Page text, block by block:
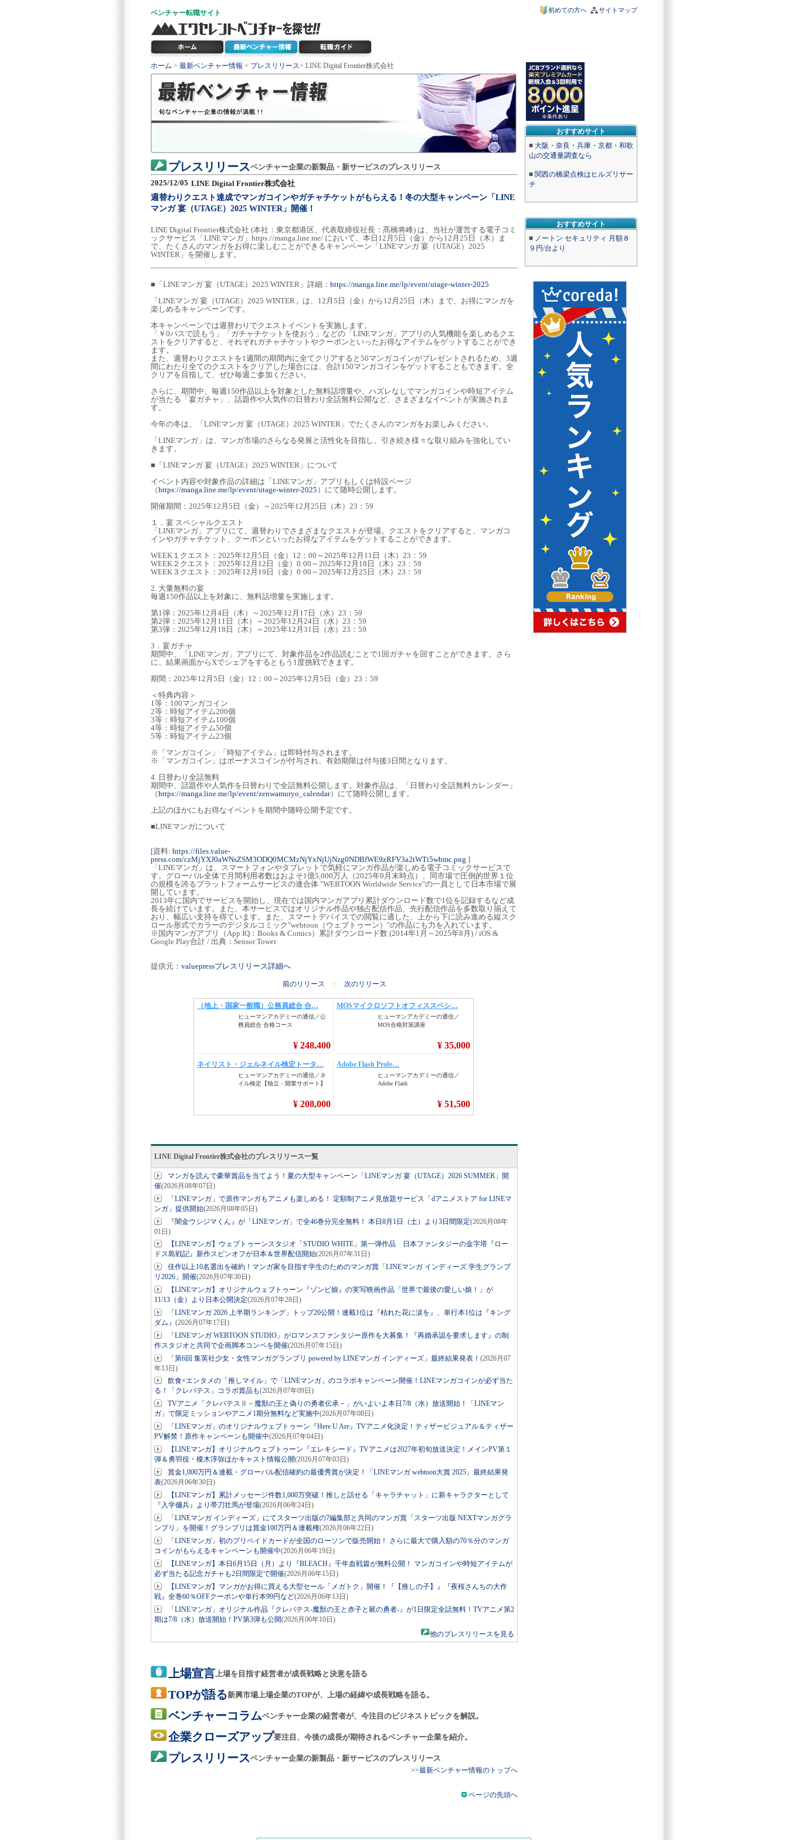
ベンチャー転職サイト サイトマップ
初めての方へ
おすすめサイト
■ 大阪・奈良・兵庫・京都・和歌
山の交通量調査なら
■ 関西の橋梁点検はヒルズリサー
チ
おすすめサイト
■ ノートン セキュリティ 月額８
９円/台より
ホーム > 最新ベンチャー情報 > プレスリリース> LINE Digital Frontier株式会社
プレスリリースベンチャー企業の新製品・新サービスのプレスリリース
2025/12/05 LINE Digital Frontier株式会社
週替わりクエスト達成でマンガコインやガチャチケットがもらえる！冬の大型キャンペーン「LINE
マンガ 宴（UTAGE）2025 WINTER」開催！
LINE Digital Frontier株式会社 (本社：東京都港区、代表取締役社長：髙橋将峰) は、当社が運営する電子コミ
ックサービス「LINEマンガ」https://manga.line.me/ において、本日12月5日（金）から12月25日（木）ま
で、たくさんのマンガをお得に楽しむことができるキャンペーン「LINEマンガ 宴（UTAGE）2025
WINTER」を開催します。
■「LINEマンガ 宴（UTAGE）2025 WINTER」詳細： https://manga.line.me/lp/event/utage-winter-2025
「LINEマンガ 宴（UTAGE）2025 WINTER」は、12月5日（金）から12月25日（木）まで、お得にマンガを
楽しめるキャンペーンです。
本キャンペーンでは週替わりでクエストイベントを実施します。
「￥0パスで読もう」「ガチャチケットを使おう」などの「LINEマンガ」アプリの人気機能を楽しめるクエ
ストをクリアすると、それぞれガチャチケットやクーポンといったお得なアイテムをゲットすることができ
ます。
また、週替わりクエストを1週間の期間内に全てクリアすると50マンガコインがプレゼントされるため、3週
間にわたり全てのクエストをクリアした場合には、合計150マンガコインをゲットすることもできます。全
クリアを目指して、ぜひ毎週ご参加ください。
さらに、期間中、毎週150作品以上を対象とした無料話増量や、ハズレなしでマンガコインや時短アイテム
が当たる「宴ガチャ」、話題作や人気作の日替わり全話無料公開など、さまざまなイベントが実施されま
す。
今年の冬は、「LINEマンガ 宴（UTAGE）2025 WINTER」でたくさんのマンガをお楽しみください。
「LINEマンガ」は、マンガ市場のさらなる発展と活性化を目指し、引き続き様々な取り組みを強化してい
きます。
■「LINEマンガ 宴（UTAGE）2025 WINTER」について
イベント内容や対象作品の詳細は「LINEマンガ」アプリもしくは特設ページ
（https://manga.line.me/lp/event/utage-winter-2025 ）にて随時公開します。
開催期間：2025年12月5日（金）～2025年12月25日（木）23：59
１．宴 スペシャルクエスト
「LINEマンガ」アプリにて、週替わりでさまざまなクエストが登場。クエストをクリアすると、マンガコ
インやガチャチケット、クーポンといったお得なアイテムをゲットすることができます。
WEEK１クエスト：2025年12月5日（金）12：00～2025年12月11日（木）23：59
WEEK２クエスト：2025年12月12日（金）0:00～2025年12月18日（木）23：59
WEEK３クエスト：2025年12月19日（金）0:00～2025年12月25日（木）23：59
2. 大量無料の宴
毎週150作品以上を対象に、無料話増量を実施します。
第1弾：2025年12月4日（木）～2025年12月17日（水）23：59
第2弾：2025年12月11日（木）～2025年12月24日（水）23：59
第3弾：2025年12月18日（木）～2025年12月31日（水）23：59
3．宴ガチャ
期間中、「LINEマンガ」アプリにて、対象作品を2作品読むことで1回ガチャを回すことができます。さら
に、結果画面からXでシェアをするともう1度挑戦できます。
期間：2025年12月5日（金）12：00～2025年12月5日（金）23：59
＜特典内容＞
1等：100マンガコイン
2等：時短アイテム200個
3等：時短アイテム100個
4等：時短アイテム50個
5等：時短アイテム23個
※「マンガコイン」「時短アイテム」は即時付与されます。
※「マンガコイン」はボーナスコインが付与され、有効期限は付与後3日間となります。
4. 日替わり全話無料
期間中、話題作や人気作を日替わりで全話無料公開します。対象作品は、「日替わり全話無料カレンダー」
（https://manga.line.me/lp/event/zenwamuryo_calendar）にて随時公開します。
上記のほかにもお得なイベントを期間中随時公開予定です。
■LINEマンガについて
[資料: https://files.value-
press.com/czMjYXJ0aWNsZSM3ODQ0MCMzNjYxNjUjNzg0NDBfWE9zRFV3a2tWTi5wbmc.png ]
「LINEマンガ」は、スマートフォンやタブレットで気軽にマンガ作品が楽しめる電子コミックサービスで
す。グローバル全体で月間利用者数はおよそ1億5,000万人（2025年9月末時点）、同市場で圧倒的世界１位
の規模を誇るプラットフォームサービスの連合体 "WEBTOON Worldwide Service"の一員として日本市場で展
開しています。
2013年に国内でサービスを開始し、現在では国内マンガアプリ累計ダウンロード数で1位を記録するなど成
長を続けています。また、本サービスではオリジナル作品や独占配信作品、先行配信作品を多数取り揃えて
おり、幅広い支持を得ています。また、スマートデバイスでの閲覧に適した、上から下に読み進める縦スク
ロール形式でカラーのデジタルコミック"webtoon（ウェブトゥーン）"の作品にも力を入れています。
※国内マンガアプリ（App IQ：Books & Comics）累計ダウンロード数 (2014年1月～2025年8月) / iOS &
Google Play合計 / 出典：Sensor Tower
提供元： valuepressプレスリリース詳細へ
前のリリース : 次のリリース
LINE Digital Frontier株式会社のプレスリリース一覧
マンガを読んで豪華賞品を当てよう！夏の大型キャンペーン「LINEマンガ 宴（UTAGE）2026 SUMMER」開
催(2026月08年07日)
「LINEマンガ」で原作マンガもアニメも楽しめる！ 定額制アニメ見放題サービス「dアニメストア for LINEマ
ンガ」提供開始(2026月08年05日)
『闇金ウシジマくん』が「LINEマンガ」で全46巻分完全無料！ 本日8月1日（土）より3日間限定(2026月08年
01日)
【LINEマンガ】ウェブトゥーンスタジオ「STUDIO WHITE」第一弾作品 日本ファンタジーの金字塔『ロー
ドス島戦記』新作スピンオフが日本＆世界配信開始(2026月07年31日)
佳作以上10名選出を確約！マンガ家を目指す学生のためのマンガ賞「LINEマンガ インディーズ 学生グランプ
リ2026」開催(2026月07年30日)
【LINEマンガ】オリジナルウェブトゥーン『ゾンビ娘』の実写映画作品「世界で最後の愛しい娘！」が
11/13（金）より日本公開決定(2026月07年28日)
「LINEマンガ 2026 上半期ランキング」トップ20公開！連載1位は『枯れた花に涙を』、単行本1位は『キング
ダム』 (2026月07年17日)
「LINEマンガ WEBTOON STUDIO」がロマンスファンタジー原作を大募集！『再婚承認を要求します』の制
作スタジオと共同で企画脚本コンペを開催(2026月07年15日)
「第6回 集英社少女・女性マンガグランプリ powered by LINEマンガ インディーズ」最終結果発表！ (2026月07
年13日)
飲食×エンタメの「推しマイル」で「LINEマンガ」のコラボキャンペーン開催！LINEマンガコインが必ず当た
る！「クレバテス」コラボ賞品も(2026月07年09日)
TVアニメ「クレバテスⅡ－魔獣の王と偽りの勇者伝承－」がいよいよ本日7/8（水）放送開始！「LINEマン
ガ」で限定ミッションやアニメ1期分無料など実施中(2026月07年08日)
「LINEマンガ」のオリジナルウェブトゥーン『Here U Are』TVアニメ化決定！ティザービジュアル＆ティザー
PV解禁！原作キャンペーンも開催中(2026月07年04日)
【LINEマンガ】オリジナルウェブトゥーン『エレキシード』TVアニメは2027年初旬放送決定！メインPV第１
弾＆勇羽役・榎木淳弥ほかキャスト情報公開(2026月07年03日)
賞金1,000万円＆連載・グローバル配信確約の最優秀賞が決定！「LINEマンガ webtoon大賞 2025」最終結果発
表(2026月06年30日)
【LINEマンガ】累計メッセージ件数1,000万突破！推しと話せる「キャラチャット」に新キャラクターとして
『入学傭兵』より帯刀壮馬が登場(2026月06年24日)
「LINEマンガ インディーズ」にてスターツ出版の7編集部と共同のマンガ賞「スターツ出版 NEXTマンガグラ
ンプリ」を開催！グランプリは賞金100万円＆連載権(2026月06年22日)
「LINEマンガ」初のプリペイドカードが全国のローソンで販売開始！ さらに最大で購入額の70％分のマンガ
コインがもらえるキャンペーンも開催中(2026月06年19日)
【LINEマンガ】本日6月15日（月）より『BLEACH』千年血戦篇が無料公開！ マンガコインや時短アイテムが
必ず当たる記念ガチャも2日間限定で開催(2026月06年15日)
【LINEマンガ】マンガがお得に買える大型セール「メガトク」開催！『【推しの子】』『夜桜さんちの大作
戦』全巻60％OFFクーポンや単行本99円など(2026月06年13日)
「LINEマンガ」オリジナル作品『クレバテス-魔獣の王と赤子と屍の勇者-』が1日限定全話無料！TVアニメ第2
期は7/8（水）放送開始！PV第3弾も公開(2026月06年10日)
他のプレスリリースを見る
上場宣言上場を目指す経営者が成長戦略と決意を語る
TOPが語る新興市場上場企業のTOPが、上場の経緯や成長戦略を語る。
ベンチャーコラムベンチャー企業の経営者が、今注目のビジネストピックを解説。
企業クローズアップ要注目、今後の成長が期待されるベンチャー企業を紹介。
プレスリリースベンチャー企業の新製品・新サービスのプレスリリース
>>最新ベンチャー情報のトップへ
ページの先頭へ